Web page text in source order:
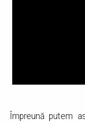
Împreună putem